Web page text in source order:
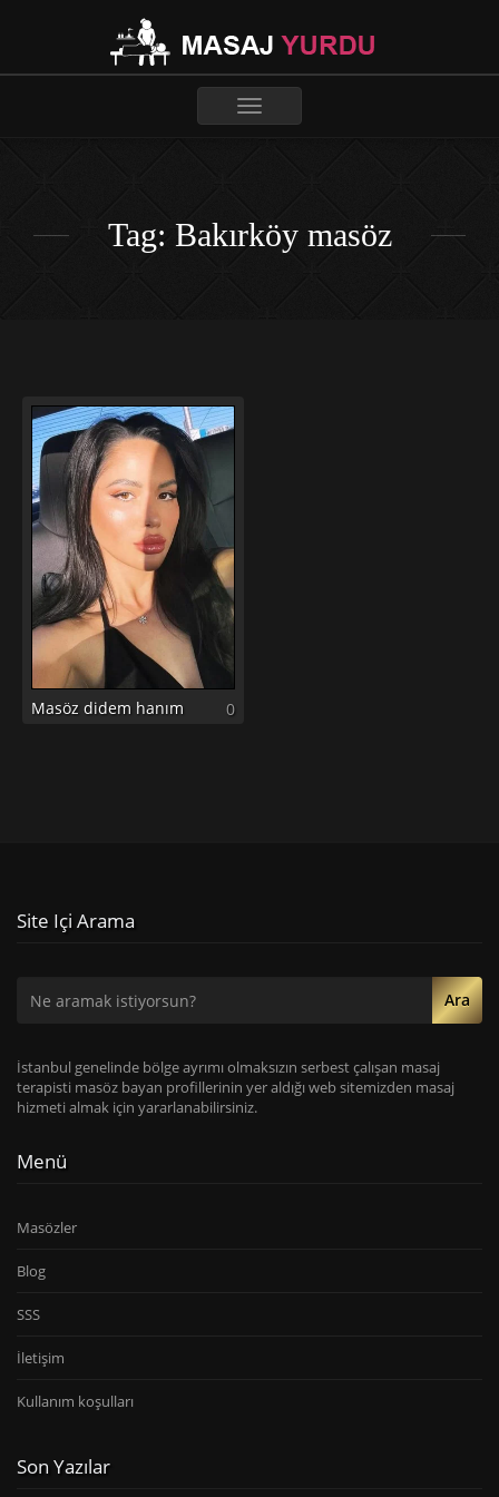
Toggle
Tag: Bakırköy masöz
Masöz didem hanım 0
Site Içi Arama
Ara
İstanbul genelinde bölge ayrımı olmaksızın serbest çalışan masaj
terapisti masöz bayan profillerinin yer aldığı web sitemizden masaj
hizmeti almak için yararlanabilirsiniz.
Menü
Masözler
Blog
SSS
İletişim
Kullanım koşulları
Son Yazılar